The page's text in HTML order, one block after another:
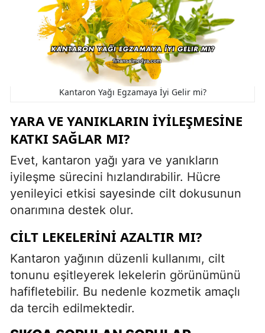
Kantaron Yağı Egzamaya İyi Gelir mi?
YARA VE YANIKLARIN İYILEŞMESINE
KATKI SAĞLAR MI?
Evet, kantaron yağı yara ve yanıkların
iyileşme sürecini hızlandırabilir. Hücre
yenileyici etkisi sayesinde cilt dokusunun
onarımına destek olur.
CILT LEKELERINI AZALTIR MI?
Kantaron yağının düzenli kullanımı, cilt
tonunu eşitleyerek lekelerin görünümünü
hafifletebilir. Bu nedenle kozmetik amaçlı
da tercih edilmektedir.